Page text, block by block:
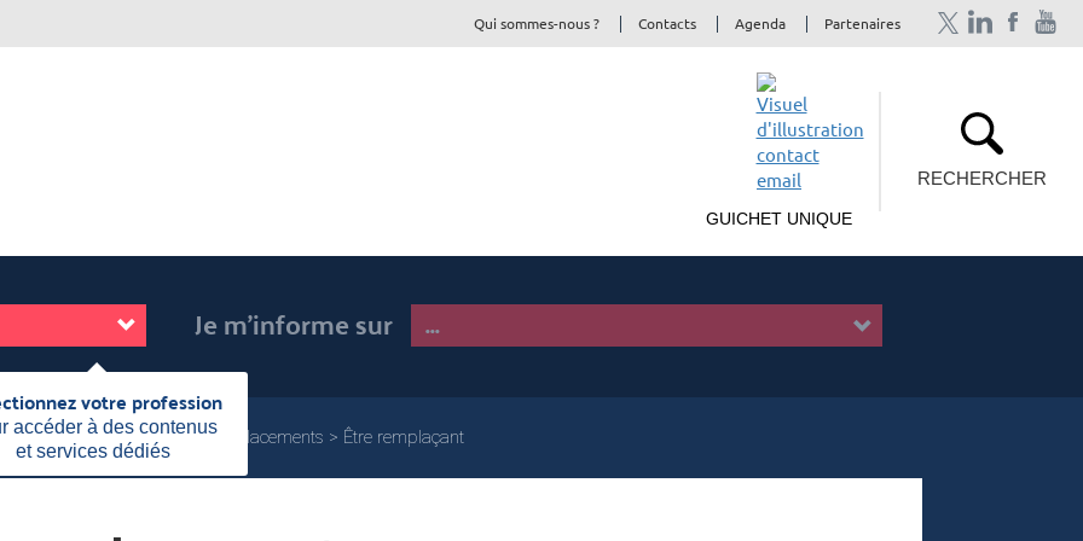
Qui sommes-nous ? Contacts Agenda Partenaires
GUICHET UNIQUE
RECHERCHER
Je m'informe sur
votre profession
accéder à des contenus
et services dédiés
information
Effectuer des remplacements
Être remplaçant